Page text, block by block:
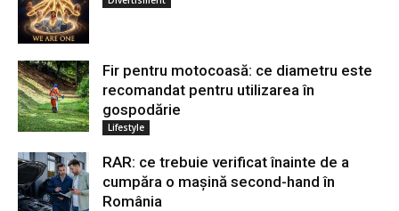
Fir pentru motocoasă: ce diametru este
recomandat pentru utilizarea în
gospodărie
Lifestyle
RAR: ce trebuie verificat înainte de a
cumpăra o mașină second-hand în
România